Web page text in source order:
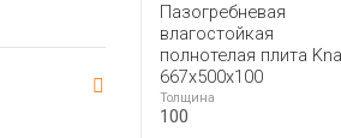
Пазогребневая
влагостойкая
полнотелая плита
667х500х100
Толщина
100